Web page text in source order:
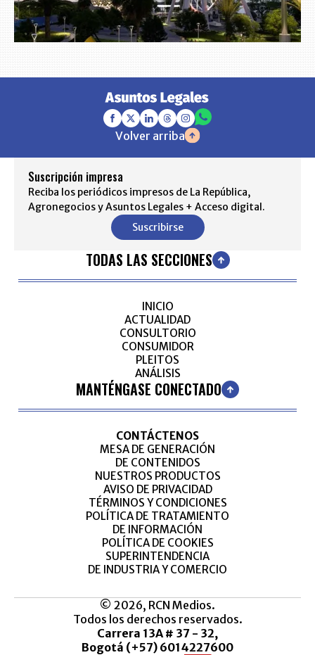
Volver arriba
Suscripción impresa
Reciba los periódicos impresos de La República,
Agronegocios y Asuntos Legales + Acceso digital.
Suscribirse
TODAS LAS SECCIONES
INICIO
ACTUALIDAD
CONSULTORIO
CONSUMIDOR
PLEITOS
ANÁLISIS
MANTÉNGASE CONECTADO
CONTÁCTENOS
MESA DE GENERACIÓN
DE CONTENIDOS
NUESTROS PRODUCTOS
AVISO DE PRIVACIDAD
TÉRMINOS Y CONDICIONES
POLÍTICA DE TRATAMIENTO
DE INFORMACIÓN
POLÍTICA DE COOKIES
SUPERINTENDENCIA
DE INDUSTRIA Y COMERCIO
© 2026, RCN Medios.
Todos los derechos reservados.
Carrera 13A # 37 - 32,
Bogotá (+57) 6014227600